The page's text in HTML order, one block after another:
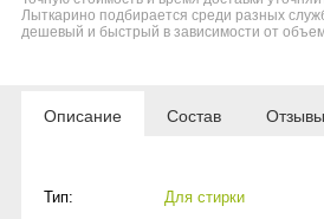
Лыткарино подбирается среди разных
дешевый и быстрый в зависимости от
Описание Состав Отзывы
Тип: Для стирки